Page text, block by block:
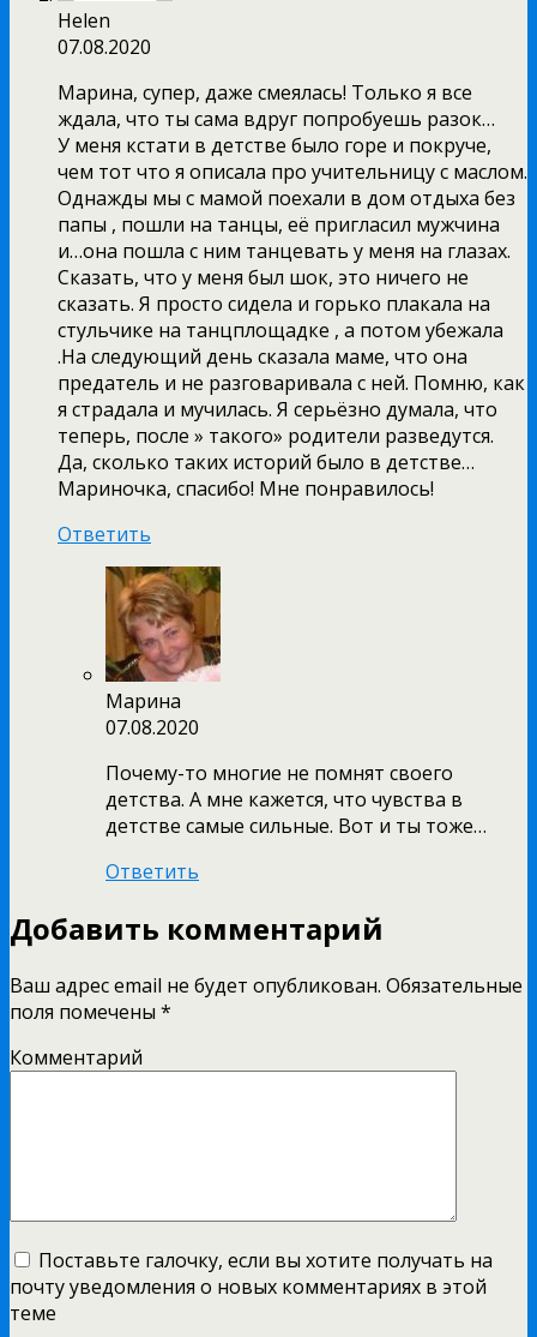
Helen
07.08.2020
Марина, супер, даже смеялась! Только я все
ждала, что ты сама вдруг попробуешь разок…
У меня кстати в детстве было горе и покруче,
чем тот что я описала про учительницу с маслом.
Однажды мы с мамой поехали в дом отдыха без
папы , пошли на танцы, её пригласил мужчина
и…она пошла с ним танцевать у меня на глазах.
Сказать, что у меня был шок, это ничего не
сказать. Я просто сидела и горько плакала на
стульчике на танцплощадке , а потом убежала
.На следующий день сказала маме, что она
предатель и не разговаривала с ней. Помню, как
я страдала и мучилась. Я серьёзно думала, что
теперь, после » такого» родители разведутся.
Да, сколько таких историй было в детстве…
Мариночка, спасибо! Мне понравилось!
Ответить
Марина
07.08.2020
Почему-то многие не помнят своего
детства. А мне кажется, что чувства в
детстве самые сильные. Вот и ты тоже…
Ответить
Добавить комментарий
Ваш адрес email не будет опубликован. Обязательные
поля помечены *
Комментарий
Поставьте галочку, если вы хотите получать на
почту уведомления о новых комментариях в этой
теме